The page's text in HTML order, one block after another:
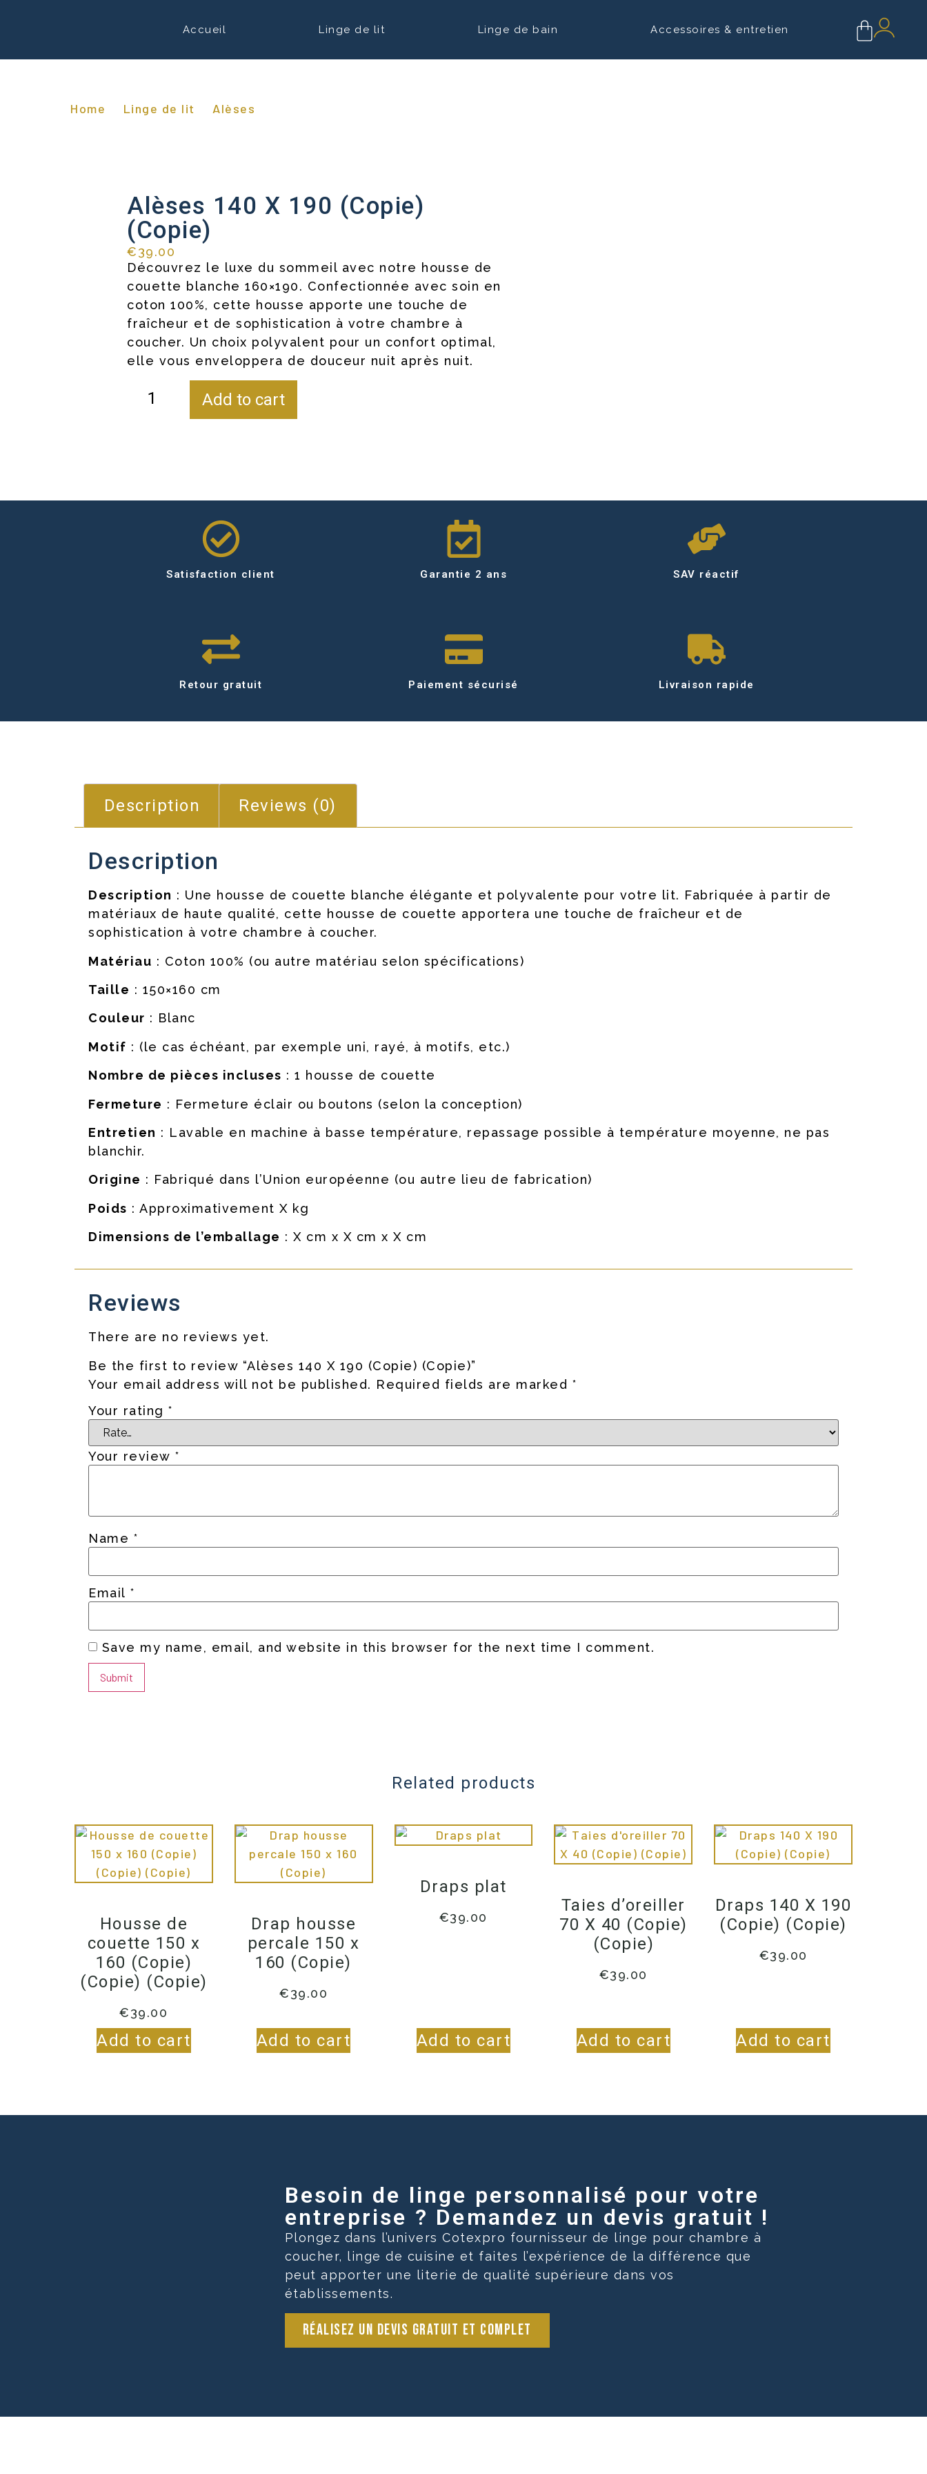
Accueil Linge de lit Linge de bain Accessoires & entretien
Home Linge de lit Alèses
Alèses 140 X 190 (Copie)
(Copie)
€39.00
Découvrez le luxe du sommeil avec notre housse de
couette blanche 160×190. Confectionnée avec soin en
coton 100%, cette housse apporte une touche de
fraîcheur et de sophistication à votre chambre à
coucher. Un choix polyvalent pour un confort optimal,
elle vous enveloppera de douceur nuit après nuit.
Add to cart
Satisfaction client Garantie 2 ans SAV réactif
Retour gratuit Paiement sécurisé Livraison rapide
Description Reviews (0)
Description
Description : Une housse de couette blanche élégante et polyvalente pour votre lit. Fabriquée à partir de
matériaux de haute qualité, cette housse de couette apportera une touche de fraîcheur et de
sophistication à votre chambre à coucher.
Matériau : Coton 100% (ou autre matériau selon spécifications)
Taille : 150×160 cm
Couleur : Blanc
Motif : (le cas échéant, par exemple uni, rayé, à motifs, etc.)
Nombre de pièces incluses : 1 housse de couette
Fermeture : Fermeture éclair ou boutons (selon la conception)
Entretien : Lavable en machine à basse température, repassage possible à température moyenne, ne pas
blanchir.
Origine : Fabriqué dans l’Union européenne (ou autre lieu de fabrication)
Poids : Approximativement X kg
Dimensions de l’emballage : X cm x X cm x X cm
Reviews
There are no reviews yet.
Be the first to review “Alèses 140 X 190 (Copie) (Copie)”
Your email address will not be published. Required fields are marked *
Your rating *
Your review *
Name *
Email *
Save my name, email, and website in this browser for the next time I comment.
Related products
Housse de
couette 150 x
160 (Copie)
(Copie) (Copie)
€39.00
Add to cart
Drap housse
percale 150 x
160 (Copie)
€39.00
Add to cart
Draps plat
€39.00
Add to cart
Taies d’oreiller
70 X 40 (Copie)
(Copie)
€39.00
Add to cart
Draps 140 X 190
(Copie) (Copie)
€39.00
Add to cart
Besoin de linge personnalisé pour votre
entreprise ? Demandez un devis gratuit !
Plongez dans l’univers Cotexpro fournisseur de linge pour chambre à
coucher, linge de cuisine et faites l’expérience de la différence que
peut apporter une literie de qualité supérieure dans vos
établissements.
Réalisez un devis gratuit et complet